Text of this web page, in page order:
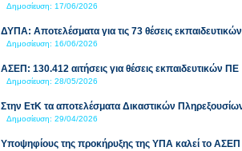
Δημοσίευση: 17/06/2026
ΔΥΠΑ: Αποτελέσματα για τις 73 θέσεις εκπαιδευτικών
Δημοσίευση: 16/06/2026
ΑΣΕΠ: 130.412 αιτήσεις για θέσεις εκπαιδευτικών ΠΕ
Δημοσίευση: 28/05/2026
Στην ΕτΚ τα αποτελέσματα Δικαστικών
Δημοσίευση: 29/04/2026
Υποψηφίους της προκήρυξης της ΥΠΑ καλεί το ΑΣΕΠ